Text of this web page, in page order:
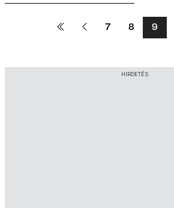
családi sportfesztivál, Mini
nosztalgia járatok, koncertek és
7 8 9
HIRDETÉS